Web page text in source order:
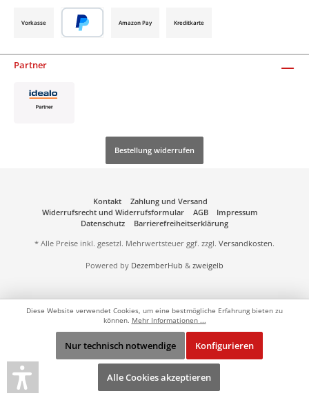
Vorkasse Amazon Pay Kreditkarte
Partner
Bestellung widerrufen
Kontakt
Zahlung und Versand
Widerrufsrecht und Widerrufsformular
AGB
Impressum
Datenschutz
Barrierefreiheitserklärung
* Alle Preise inkl. gesetzl. Mehrwertsteuer ggf. zzgl. Versandkosten.
Powered by DezemberHub & zweigelb
Diese Website verwendet Cookies, um eine bestmögliche Erfahrung bieten zu
können. Mehr Informationen ...
Nur technisch notwendige Konfigurieren
Alle Cookies akzeptieren